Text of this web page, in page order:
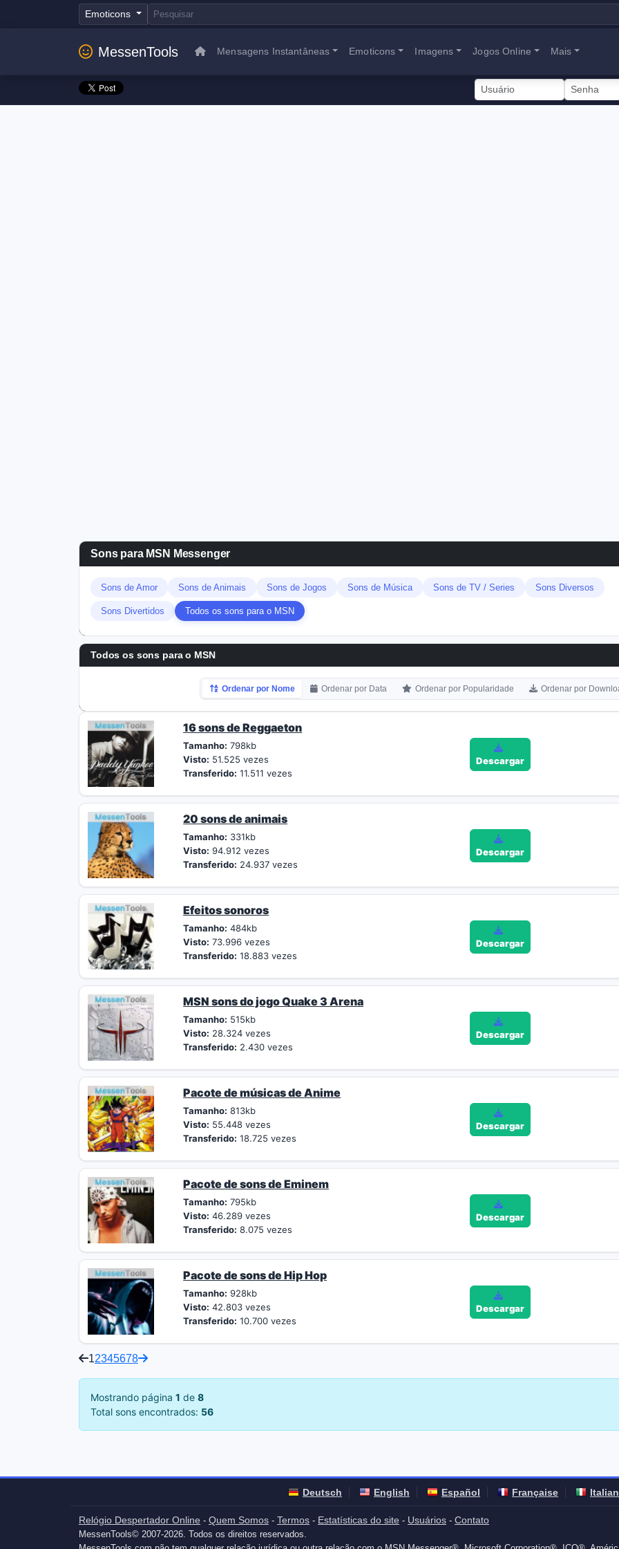
Emoticons
MessenTools Mensagens Instantâneas Emoticons Imagens Jogos Online Mais
Sons para MSN Messenger
Sons de Amor Sons de Animais Sons de Jogos Sons de Música Sons de TV / Series Sons Diversos
Sons Divertidos Todos os sons para o MSN
Todos os sons para o MSN
Ordenar por Nome Ordenar por Data Ordenar por Popularidade Ordenar por
16 sons de Reggaeton
Tamanho: 798kb
Visto: 51.525 vezes
Transferido: 11.511 vezes
Descargar
20 sons de animais
Tamanho: 331kb
Visto: 94.912 vezes
Transferido: 24.937 vezes
Descargar
Efeitos sonoros
Tamanho: 484kb
Visto: 73.996 vezes
Transferido: 18.883 vezes
Descargar
MSN sons do jogo Quake 3 Arena
Tamanho: 515kb
Visto: 28.324 vezes
Transferido: 2.430 vezes
Descargar
Pacote de músicas de Anime
Tamanho: 813kb
Visto: 55.448 vezes
Transferido: 18.725 vezes
Descargar
Pacote de sons de Eminem
Tamanho: 795kb
Visto: 46.289 vezes
Transferido: 8.075 vezes
Descargar
Pacote de sons de Hip Hop
Tamanho: 928kb
Visto: 42.803 vezes
Transferido: 10.700 vezes
Descargar
12345678
Mostrando página 1 de 8
Total sons encontrados: 56
Deutsch English Español Française
Relógio Despertador Online - Quem Somos - Termos - Estatísticas do site - Usuários - Contato
MessenTools© 2007-2026. Todos os direitos reservados.